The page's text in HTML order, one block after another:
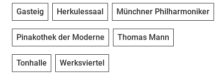
Gasteig Herkulessaal Münchner Philharmoniker
Pinakothek der Moderne Thomas Mann
Tonhalle Werksviertel